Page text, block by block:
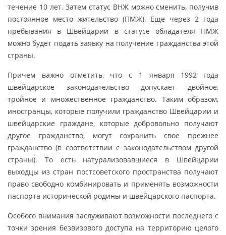
течение 10 лет. Затем статус ВНЖ можно сменить, получив
постоянное место жительство (ПМЖ). Еще через 2 года
пребывания в Швейцарии в статусе обладателя ПМЖ
можно будет подать заявку на получение гражданства этой
страны.
Причем важно отметить, что с 1 января 1992 года
швейцарское законодательство допускает двойное,
тройное и множественное гражданство. Таким образом,
иностранцы, которые получили гражданство Швейцарии и
швейцарские граждане, которые добровольно получают
другое гражданство, могут сохранить свое прежнее
гражданство (в соответствии с законодательством другой
страны). То есть натурализовавшиеся в Швейцарии
выходцы из стран постсоветского пространства получают
право свободно комбинировать и применять возможности
паспорта исторической родины и швейцарского паспорта.
Особого внимания заслуживают возможности последнего с
точки зрения безвизового доступа на территорию целого